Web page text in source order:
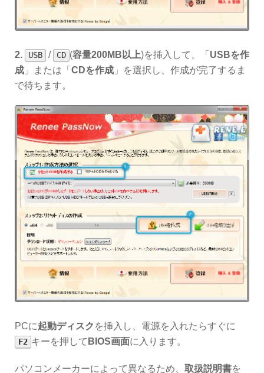
2. USB / CD (容量200MB以上)を挿入して、「 USBを作
成 」または「 CDを作成 」を選択し、作成が完了するま
で待ちます。
PCに起動ディスク を挿入し、電源を入れたらすぐに
F2 キーを押して BIOS画面に入ります。
パソコンメーカーによって異なるため、 取扱説明書を